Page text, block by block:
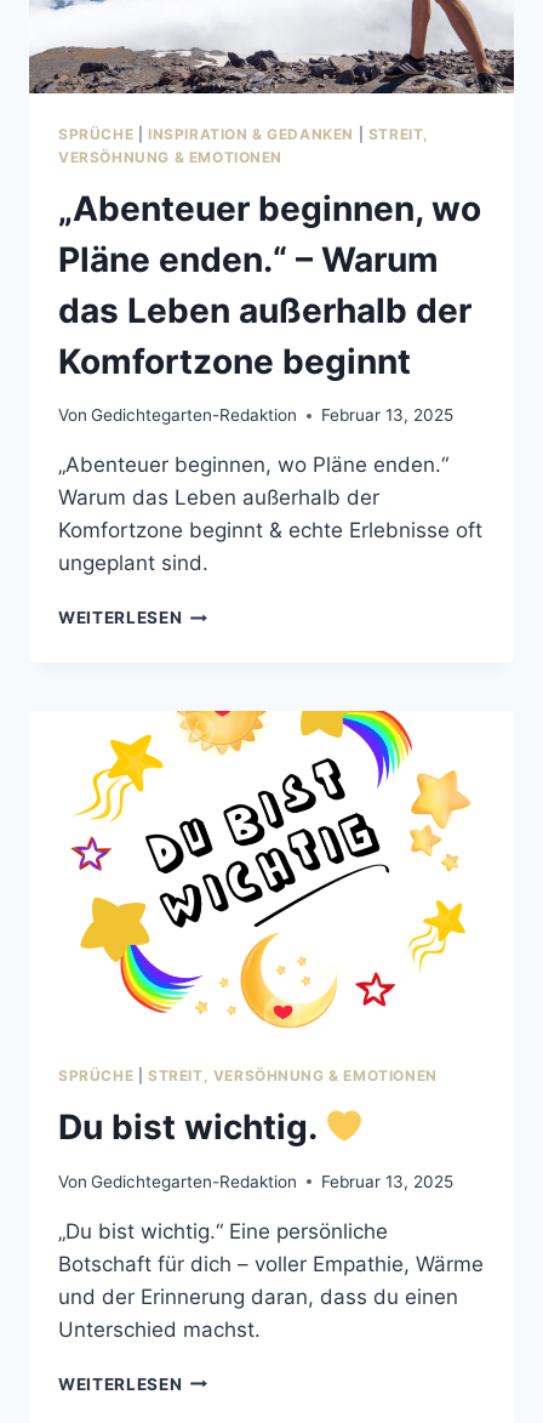
AGE
SPRÜCHE INSPIRATION & GEDANKEN
STREIT,
VERSÖHNUNG & EMOTIONEN
„Abenteuer beginnen, wo
Pläne enden.“ – Warum
das Leben außerhalb der
Komfortzone beginnt
Von Gedichtegarten-Redaktion Februar 13, 2025
„Abenteuer beginnen, wo Pläne enden.“
Warum das Leben außerhalb der
Komfortzone beginnt & echte Erlebnisse oft
ungeplant sind.
WEITERLESEN „ABENTEUER
ENDEN.“
–
LEBEN
AUSSERHALB D
ER K
OMFORTZONE B
EGINNT
SPRÜCHE STREIT, VERSÖHNUNG & EMOTIONEN
Du bist wichtig.
Von Gedichtegarten-Redaktion Februar 13, 2025
„Du bist wichtig.“ Eine persönliche
Botschaft für dich – voller Empathie, Wärme
und der Erinnerung daran, dass du einen
Unterschied machst.
WEITERLESEN DU